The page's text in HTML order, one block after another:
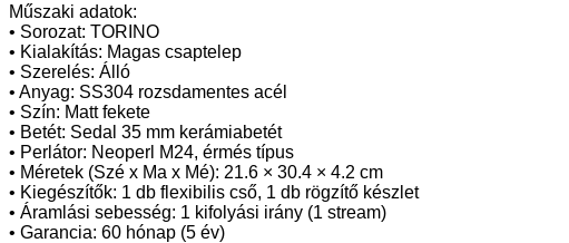
Műszaki adatok:
• Sorozat: TORINO
• Kialakítás: Magas csaptelep
• Szerelés: Álló
• Anyag: SS304 rozsdamentes acél
• Szín: Matt fekete
• Betét: Sedal 35 mm kerámiabetét
• Perlátor: Neoperl M24, érmés típus
• Méretek (Szé x Ma x Mé): 21.6 × 30.4 × 4.2 cm
• Kiegészítők: 1 db flexibilis cső, 1 db rögzítő készlet
• Áramlási sebesség: 1 kifolyási irány (1 stream)
• Garancia: 60 hónap (5 év)